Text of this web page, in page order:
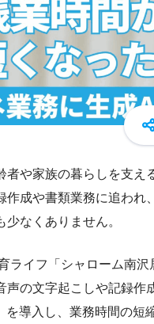
者や家族の暮らしを支え
作成や書類業務に追われ
少なくありません。
ライフ「シャローム南沢
声の文字起こしや記録作
を導入し、業務時間の短